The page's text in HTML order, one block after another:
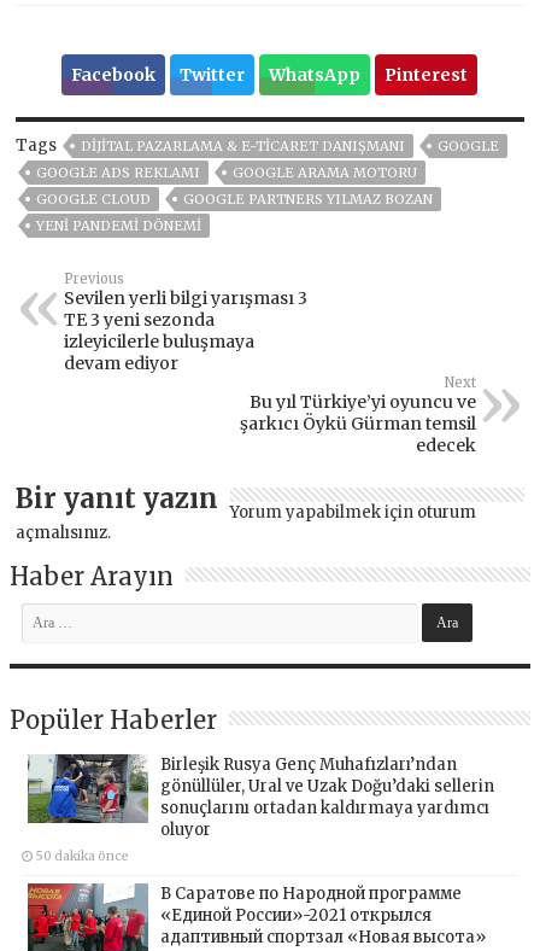
Facebook Twitter WhatsApp Pinterest
Tags DIJITAL PAZARLAMA & E-TICARET DANIŞMANI
GOOGLE
GOOGLE ADS REKLAMI
GOOGLE ARAMA MOTORU
GOOGLE CLOUD
GOOGLE PARTNERS YILMAZ BOZAN
YENI PANDEMI DÖNEMI
Previous
Sevilen yerli bilgi yarışması 3
TE 3 yeni sezonda
izleyicilerle buluşmaya
devam ediyor
Next
Bu yıl Türkiye’yi oyuncu ve
şarkıcı Öykü Gürman temsil
edecek
Bir yanıt yazın Yorum yapabilmek için oturum
açmalısınız.
Haber Arayın
Popüler Haberler
Birleşik Rusya Genç Muhafızları’ndan
gönüllüler, Ural ve Uzak Doğu’daki sellerin
sonuçlarını ortadan kaldırmaya yardımcı
oluyor
50 dakika önce
В Саратове по Народной программе
«Единой России»-2021 открылся
адаптивный спортзал «Новая высота»